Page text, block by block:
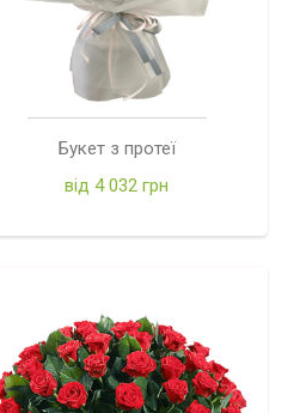
Букет з протеї
від 4 032 грн